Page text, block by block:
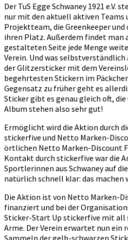
Der TuS Egge Schwaney 1921 e.V.
nur mit den aktuell aktiven Teams
Projektteam, die Greenkeeper
ihren Platz. Außerdem findet man
gestalteten Seite jede Menge
Verein. Und was
der Glitzersticker mit dem
begehrtesten Stickern im
Gegensatz zu früher geht es
Sticker gibt es genau gleich oft,
Album stehen also sehr gut!
Ermöglicht wird die Aktion durch
stickerfive und Netto Marken-
örtlichen Netto Marken-Discount
Kontakt durch stickerfive war die
Sportlerinnen aus Schwaney auf
natürlich schnell klar: das machen
Die Aktion ist von Netto Marken-
finanziert und bei der
Sticker-Start Up stickerfive mit all
Arme. Der Verein erwartet nun ein
Sammeln der gelb-schwarzen